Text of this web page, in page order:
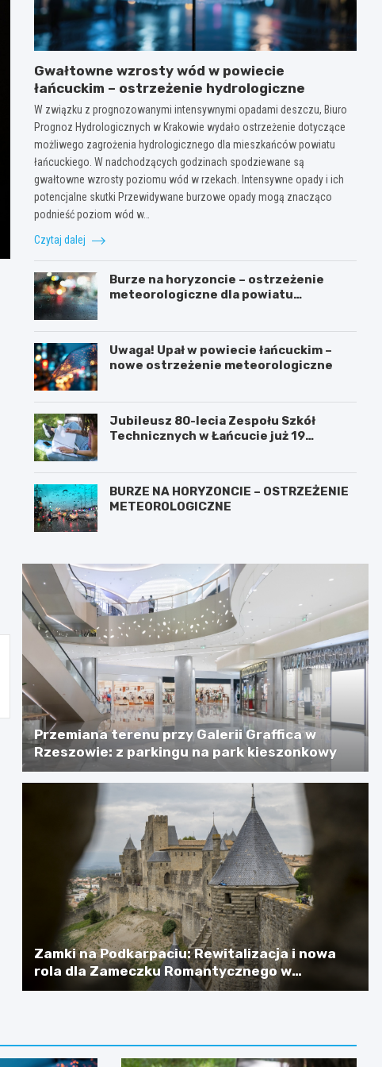
Gwałtowne wzrosty wód w powiecie
łańcuckim – ostrzeżenie hydrologiczne
W związku z prognozowanymi intensywnymi opadami deszczu, Biuro
Prognoz Hydrologicznych w Krakowie wydało ostrzeżenie dotyczące
możliwego zagrożenia hydrologicznego dla mieszkańców powiatu
łańcuckiego. W nadchodzących godzinach spodziewane są
gwałtowne wzrosty poziomu wód w rzekach. Intensywne opady i ich
potencjalne skutki Przewidywane burzowe opady mogą znacząco
podnieść poziom wód w…
Czytaj dalej
Burze na horyzoncie – ostrzeżenie
meteorologiczne dla powiatu
Uwaga! Upał w powiecie łańcuckim –
nowe ostrzeżenie meteorologiczne
Jubileusz 80-lecia Zespołu Szkół
Technicznych w Łańcucie już 19
BURZE NA HORYZONCIE – OSTRZEŻENIE
METEOROLOGICZNE
Przemiana terenu przy Galerii Graffica w
Rzeszowie: z parkingu na park kieszonkowy
Zamki na Podkarpaciu: Rewitalizacja i nowa
rola dla Zameczku Romantycznego w
Łańcucie